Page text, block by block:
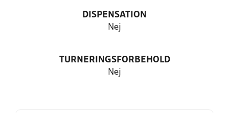
DISPENSATION
Nej
TURNERINGSFORBEHOLD
Nej